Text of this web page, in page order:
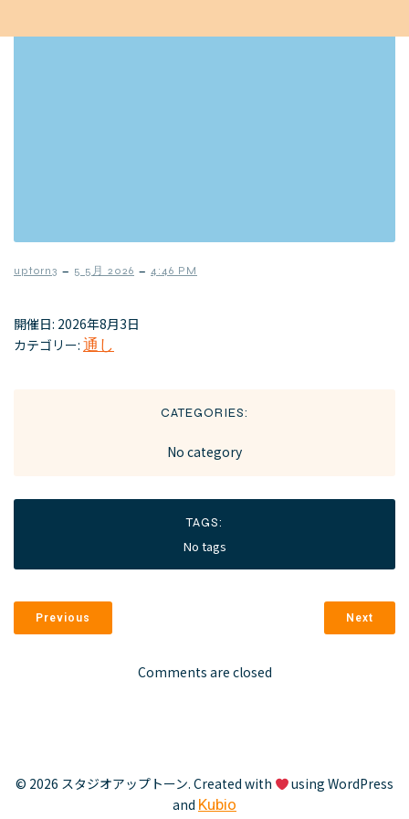
uptorn3 – 5 5月 2026 – 4:46 PM
開催日: 2026年8月3日
カテゴリー: 通し
CATEGORIES:
No category
TAGS:
No tags
Previous Next
Comments are closed
© 2026 スタジオアップトーン. Created with
using WordPress
and Kubio